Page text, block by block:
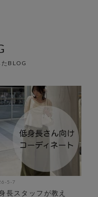
BLOG
5-7
長スタッフが教え